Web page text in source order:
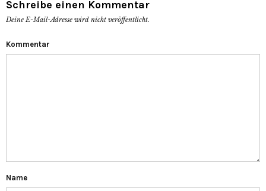
Schreibe einen Kommentar
Deine E-Mail-Adresse wird nicht veröffentlicht.
Kommentar
Name